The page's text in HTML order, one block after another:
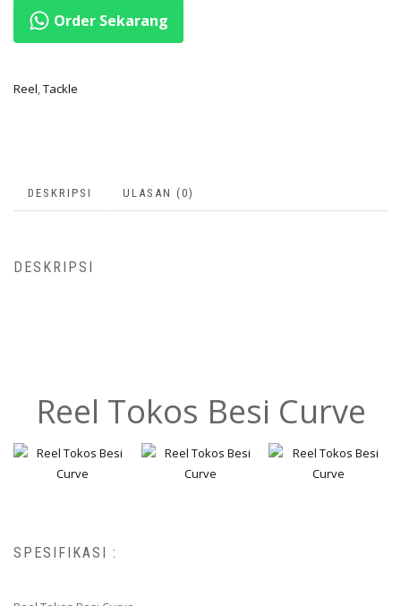
Order Sekarang
Reel,Tackle
DESKRIPSI ULASAN (0)
DESKRIPSI
Reel Tokos Besi Curve
SPESIFIKASI :